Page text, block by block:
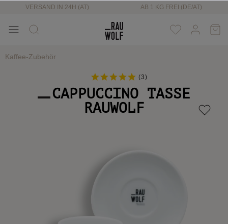
VERSAND IN 24H (AT) AB 1 KG FREI (DE/AT)
Kaffee-Zubehör
(3)
CAPPUCCINO TASSE
RAUWOLF